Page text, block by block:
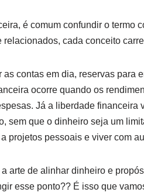
é comum confundir o termo
cada conceito
contas em dia, reservas para
ocorre quando os
Já a liberdade
sem que o dinheiro seja um
projetos pessoais e viver com
arte de alinhar dinheiro e
esse ponto?? É isso que